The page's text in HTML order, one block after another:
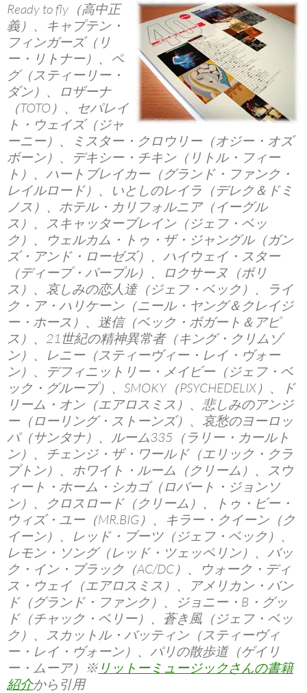
Ready to fly（高中正
義）、キャプテン・
フィンガーズ（リ
ー・リトナー）、ペ
グ（スティーリー・
ダン）、ロザーナ
（TOTO）、セパレイ
ト・ウェイズ（ジャ
ーニー）、ミスター・クロウリー（オジー・オズ
ボーン）、デキシー・チキン（リトル・フィー
ト）、ハートブレイカー（グランド・ファンク・
レイルロード）、いとしのレイラ（デレク＆ドミ
ノス）、ホテル・カリフォルニア（イーグル
ス）、スキャッターブレイン（ジェフ・ベッ
ク）、ウェルカム・トゥ・ザ・ジャングル（ガン
ズ・アンド・ローゼズ）、ハイウェイ・スター
（ディープ・パープル）、ロクサーヌ（ポリ
ス）、哀しみの恋人達（ジェフ・ベック）、ライ
ク・ア・ハリケーン（ニール・ヤング＆クレイジ
ー・ホース）、迷信（ベック・ボガート＆アピ
ス）、21世紀の精神異常者（キング・クリムゾ
ン）、レニー（スティーヴィー・レイ・ヴォー
ン）、デフィニットリー・メイビー（ジェフ・ベ
ック・グループ）、SMOKY（PSYCHEDELIX）、ド
リーム・オン（エアロスミス）、悲しみのアンジ
ー（ローリング・ストーンズ）、哀愁のヨーロッ
パ（サンタナ）、ルーム335（ラリー・カールト
ン）、チェンジ・ザ・ワールド（エリック・クラ
プトン）、ホワイト・ルーム（クリーム）、スウ
ィート・ホーム・シカゴ（ロバート・ジョンソ
ン）、クロスロード（クリーム）、トゥ・ビー・
ウィズ・ユー（MR.BIG）、キラー・クイーン（ク
イーン）、レッド・ブーツ（ジェフ・ベック）、
レモン・ソング（レッド・ツェッペリン）、バッ
ク・イン・ブラック（AC/DC）、ウォーク・ディ
ス・ウェイ（エアロスミス）、アメリカン・バン
ド（グランド・ファンク）、ジョニー・B・グッ
ド（チャック・ベリー）、蒼き風（ジェフ・ベッ
ク）、スカットル・バッティン（スティーヴィ
ー・レイ・ヴォーン）、パリの散歩道（ゲイリ
ー・ムーア）※ リットーミュージックさんの書籍
紹介から引用